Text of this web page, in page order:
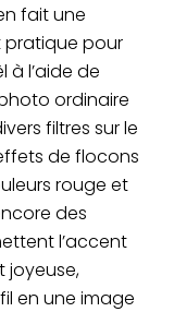
fait une
pratique pour
à l’aide de
ordinaire
filtres sur le
de flocons
rouge et
des
l’accent
joyeuse,
en une image